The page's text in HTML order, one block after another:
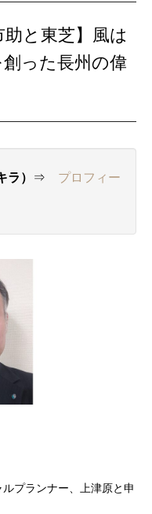
と東芝】風は
った長州の偉
） ⇒ プロフィー
プランナー、上津原と申